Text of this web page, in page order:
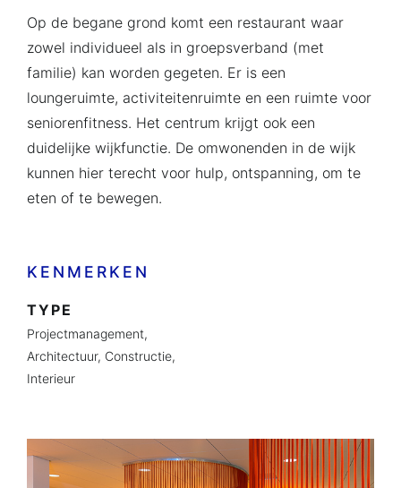
Op de begane grond komt een restaurant waar
zowel individueel als in groepsverband (met
familie) kan worden gegeten. Er is een
loungeruimte, activiteitenruimte en een ruimte voor
seniorenfitness. Het centrum krijgt ook een
duidelijke wijkfunctie. De omwonenden in de wijk
kunnen hier terecht voor hulp, ontspanning, om te
eten of te bewegen.
KENMERKEN
TYPE
Projectmanagement,
Architectuur, Constructie,
Interieur